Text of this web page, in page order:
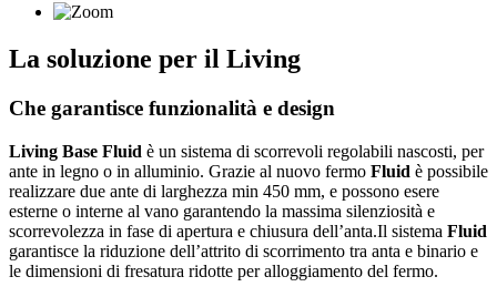
La soluzione per il Living
Che garantisce funzionalità e design
Living Base Fluid è un sistema di scorrevoli regolabili nascosti, per
ante in legno o in alluminio. Grazie al nuovo fermo Fluid è possibile
realizzare due ante di larghezza min 450 mm, e possono esere
esterne o interne al vano garantendo la massima silenziosità e
scorrevolezza in fase di apertura e chiusura dell’anta.Il sistema Fluid
garantisce la riduzione dell’attrito di scorrimento tra anta e binario e
le dimensioni di fresatura ridotte per alloggiamento del fermo.